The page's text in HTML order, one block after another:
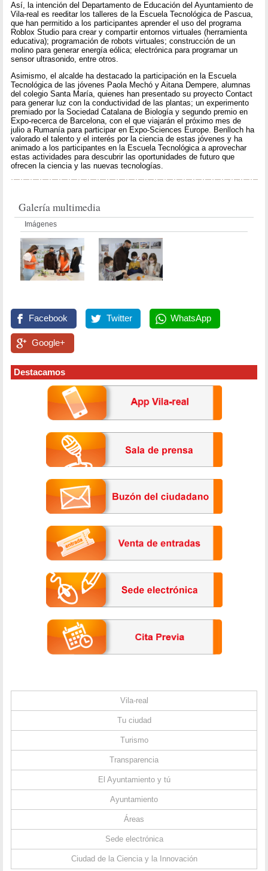
Así, la intención del Departamento de Educación del Ayuntamiento de
Vila-real es reeditar los talleres de la Escuela Tecnológica de Pascua,
que han permitido a los participantes aprender el uso del programa
Roblox Studio para crear y compartir entornos virtuales (herramienta
educativa); programación de robots virtuales; construcción de un
molino para generar energía eólica; electrónica para programar un
sensor ultrasonido, entre otros.
Asimismo, el alcalde ha destacado la participación en la Escuela
Tecnológica de las jóvenes Paola Mechó y Aitana Dempere, alumnas
del colegio Santa María, quienes han presentado su proyecto Contact
para generar luz con la conductividad de las plantas; un experimento
premiado por la Sociedad Catalana de Biología y segundo premio en
Expo-recerca de Barcelona, con el que viajarán el próximo mes de
julio a Rumanía para participar en Expo-Sciences Europe. Benlloch ha
valorado el talento y el interés por la ciencia de estas jóvenes y ha
animado a los participantes en la Escuela Tecnológica a aprovechar
estas actividades para descubrir las oportunidades de futuro que
ofrecen la ciencia y las nuevas tecnologías.
Galería multimedia
Imágenes
Facebook Twitter WhatsApp
Google+
Destacamos
Vila-real
Tu ciudad
Turismo
Transparencia
El Ayuntamiento y tú
Ayuntamiento
Áreas
Sede electrónica
Ciudad de la Ciencia y la Innovación